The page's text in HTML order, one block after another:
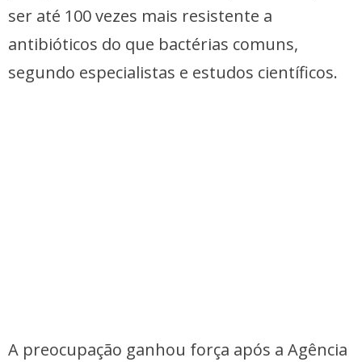
ser até 100 vezes mais resistente a
antibióticos do que bactérias comuns,
segundo especialistas e estudos científicos.
A preocupação ganhou força após a Agência